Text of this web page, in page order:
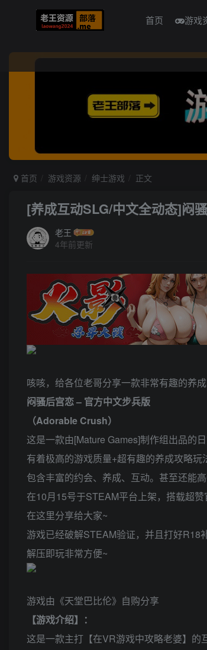
首页 游戏
首页 游戏资源 绅士游戏 正文
[养成互动SLG/中文全动态]闷
老王
4年前更新
咳咳，给各位老哥分享一款非常有趣的养
闷骚后宫恋 – 官方中文步兵版
（Adorable Crush）
这是一款由[Mature Games]制作组出品的
有着极高的游戏质量+超有趣的养成攻略玩
包含丰富的约会、养成、互动。甚至还能高
在10月15号于STEAM平台上架，搭载超赞
在这里分享给大家~
游戏已经破解STEAM验证，并且打好R18
解压即玩非常方便~
游戏由《天堂巴比伦》自购分享
【游戏介绍】：
这是一款主打【在VR游戏中攻略老婆】的